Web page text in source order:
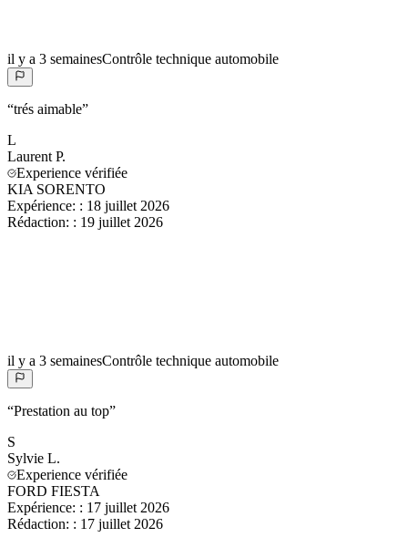
il y a 3 semainesContrôle technique automobile
“trés aimable”
L
Laurent P.
Experience vérifiée
KIA SORENTO
Expérience: : 18 juillet 2026
Rédaction: : 19 juillet 2026
il y a 3 semainesContrôle technique automobile
“Prestation au top”
S
Sylvie L.
Experience vérifiée
FORD FIESTA
Expérience: : 17 juillet 2026
Rédaction: : 17 juillet 2026